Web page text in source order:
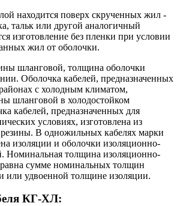
находится поверх скрученных жил -
тальк или другой аналогичный
изготовление без пленки при условии
жил от оболочки.
шланговой, толщина оболочки
Оболочка кабелей, предназначенных
с холодным климатом,
шланговой в холодостойком
кабелей, предназначенных для
условиях, изготовлена из
В одножильных кабелях марки
изоляции и оболочки изоляционно-
Номинальная толщина изоляционно-
сумме номинальных толщин
или удвоенной толщине изоляции.
КГ-ХЛ: